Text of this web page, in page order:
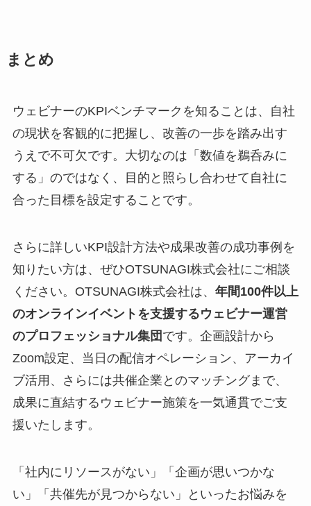
まとめ
ウェビナーのKPIベンチマークを知ることは、自社
の現状を客観的に把握し、改善の一歩を踏み出す
うえで不可欠です。大切なのは「数値を鵜呑みに
する」のではなく、目的と照らし合わせて自社に
合った目標を設定することです。
さらに詳しいKPI設計方法や成果改善の成功事例を
知りたい方は、ぜひOTSUNAGI株式会社にご相談
ください。OTSUNAGI株式会社は、 年間100件以上
のオンラインイベントを支援するウェビナー運営
のプロフェッショナル集団 です。企画設計から
Zoom設定、当日の配信オペレーション、アーカイ
ブ活用、さらには共催企業とのマッチングまで、
成果に直結するウェビナー施策を一気通貫でご支
援いたします。
「社内にリソースがない」「企画が思いつかな
い」「共催先が見つからない」といったお悩みを